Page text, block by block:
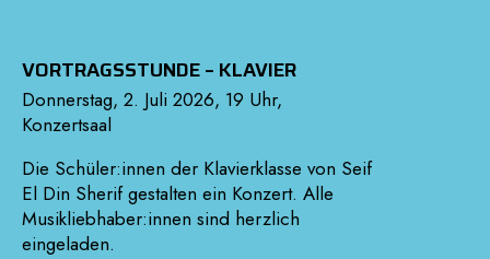
VORTRAGSSTUNDE – KLAVIER
Donnerstag, 2. Juli 2026, 19 Uhr,
Konzertsaal
Die Schüler:innen der Klavierklasse von Seif
El Din Sherif gestalten ein Konzert. Alle
Musikliebhaber:innen sind herzlich
eingeladen.